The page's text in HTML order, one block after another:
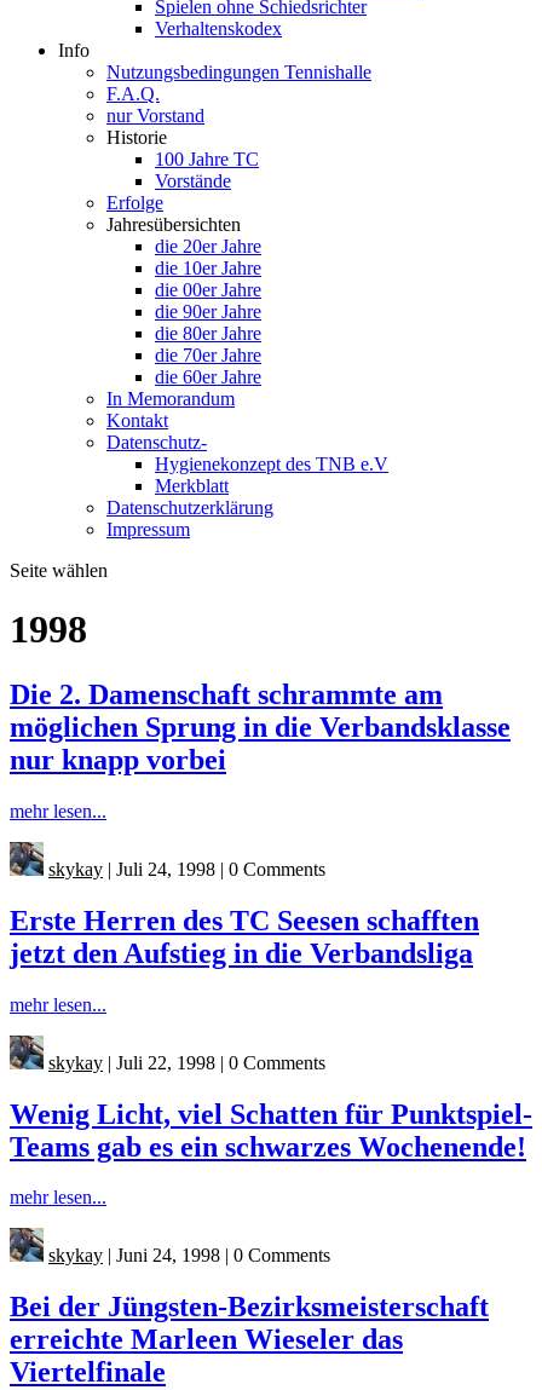
Spielen ohne Schiedsrichter
Verhaltenskodex
Info
Nutzungsbedingungen Tennishalle
F.A.Q.
nur Vorstand
Historie
100 Jahre TC
Vorstände
Erfolge
Jahresübersichten
die 20er Jahre
die 10er Jahre
die 00er Jahre
die 90er Jahre
die 80er Jahre
die 70er Jahre
die 60er Jahre
In Memorandum
Kontakt
Datenschutz-
Hygienekonzept des TNB e.V
Merkblatt
Datenschutzerklärung
Impressum
Seite wählen
1998
Die 2. Damenschaft schrammte am
möglichen Sprung in die Verbandsklasse
nur knapp vorbei
mehr lesen...
skykay | Juli 24, 1998 | 0 Comments
Erste Herren des TC Seesen schafften
jetzt den Aufstieg in die Verbandsliga
mehr lesen...
skykay | Juli 22, 1998 | 0 Comments
Wenig Licht, viel Schatten für Punktspiel-
Teams gab es ein schwarzes Wochenende!
mehr lesen...
skykay | Juni 24, 1998 | 0 Comments
Bei der Jüngsten-Bezirksmeisterschaft
erreichte Marleen Wieseler das
Viertelfinale